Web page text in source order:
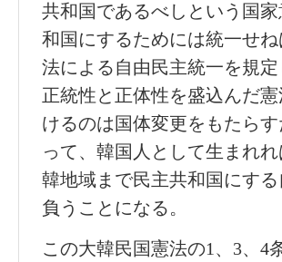
共和国であるべしという国
和国にするためには統一せ
法による自由民主統一を規
正統性と正体性を盛込んだ
けるのは国体変更をもたら
って、韓国人として生まれ
韓地域まで民主共和国にす
負うことになる。
この大韓民国憲法の1、3、4